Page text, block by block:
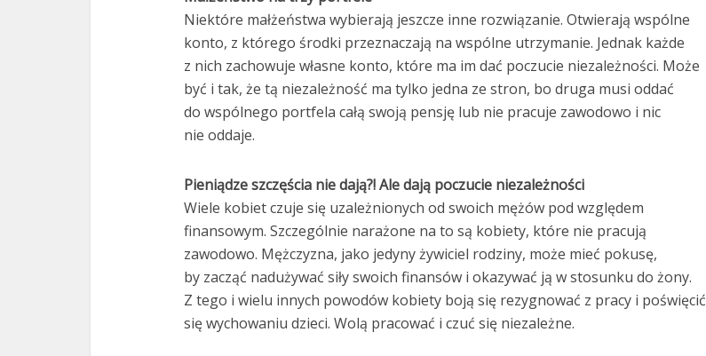
Niektóre małżeństwa wybierają jeszcze inne rozwiązanie. Otwierają wspólne
konto, z którego środki przeznaczają na wspólne utrzymanie. Jednak każde
z nich zachowuje własne konto, które ma im dać poczucie niezależności. Może
być i tak, że tą niezależność ma tylko jedna ze stron, bo druga musi oddać
do wspólnego portfela całą swoją pensję lub nie pracuje zawodowo i nic
nie oddaje.
Pieniądze szczęścia nie dają?! Ale dają poczucie niezależności
Wiele kobiet czuje się uzależnionych od swoich mężów pod względem
finansowym. Szczególnie narażone na to są kobiety, które nie pracują
zawodowo. Mężczyzna, jako jedyny żywiciel rodziny, może mieć pokusę,
by zacząć nadużywać siły swoich finansów i okazywać ją w stosunku do żony.
Z tego i wielu innych powodów kobiety boją się rezygnować z pracy i poświęcić
się wychowaniu dzieci. Wolą pracować i czuć się niezależne.